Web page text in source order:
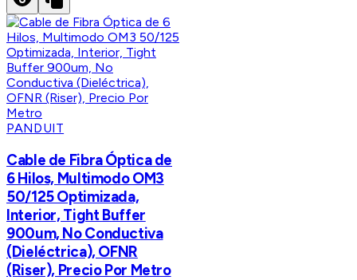
PANDUIT
Cable de Fibra Óptica de
6 Hilos, Multimodo OM3
50/125 Optimizada,
Interior, Tight Buffer
900um, No Conductiva
(Dieléctrica), OFNR
(Riser), Precio Por Metro